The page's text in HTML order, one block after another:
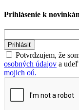
Prihlásenie k
Prihlásiť
Potvrdzujem, že
osobných údajov a
mojich oú.